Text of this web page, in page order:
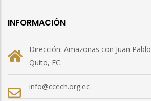
INFORMACIÓN
Dirección: Amazonas con Juan
Quito, EC.
info@ccech.org.ec